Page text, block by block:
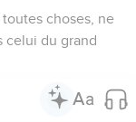
choses, ne
celui du grand